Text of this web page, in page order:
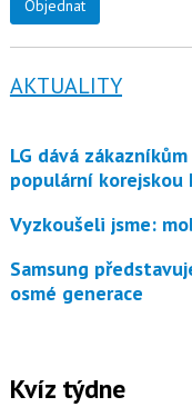
Objednat
AKTUALITY
LG dává zákazníkům ještě měsíc jako odměnu
populární korejskou
Vyzkoušeli jsme:
Samsung představuje tři skládací telefony Galaxy Z
osmé generace
Kvíz týdne